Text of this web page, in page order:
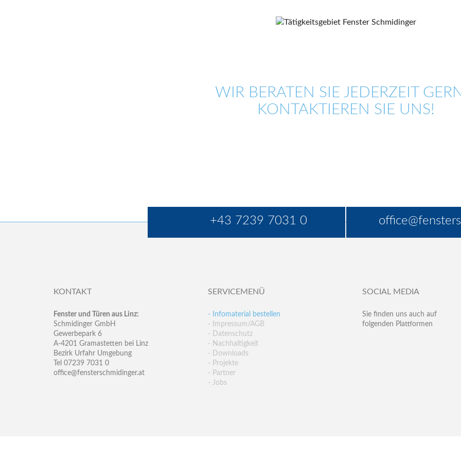
WIR BERATEN SIE JEDERZEIT
KONTAKTIEREN SIE UNS!
+43 7239 7031 0
KONTAKT
Fenster und Türen aus Linz:
Schmidinger GmbH
Gewerbepark 6
A-4201 Gramastetten bei Linz
Bezirk Urfahr Umgebung
Tel 07239 7031 0
office@fensterschmidinger.at
SERVICEMENÜ
- Infomaterial bestellen
- Impressum/AGB
- Datenschutz
- Nachhaltigkeit
- Downloads
- Projekte
- Partner
- Jobs
SOCIAL MEDIA
Sie finden uns auch auf
folgenden Plattformen